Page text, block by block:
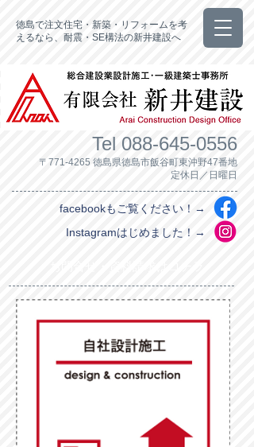
徳島で注文住宅・新築・リフォームを考
えるなら、耐震・SE構法の新井建設へ
Tel 088-645-0556
〒771-4265 徳島県徳島市飯谷町東沖野47番地
定休日／日曜日
facebookもご覧ください！→
Instagramはじめました！→